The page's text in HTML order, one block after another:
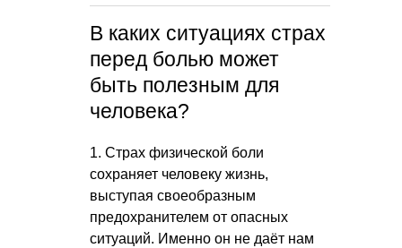
В каких ситуациях страх
перед болью может
быть полезным для
человека?
1. Страх физической боли
сохраняет человеку жизнь,
выступая своеобразным
предохранителем от опасных
ситуаций. Именно он не даёт нам